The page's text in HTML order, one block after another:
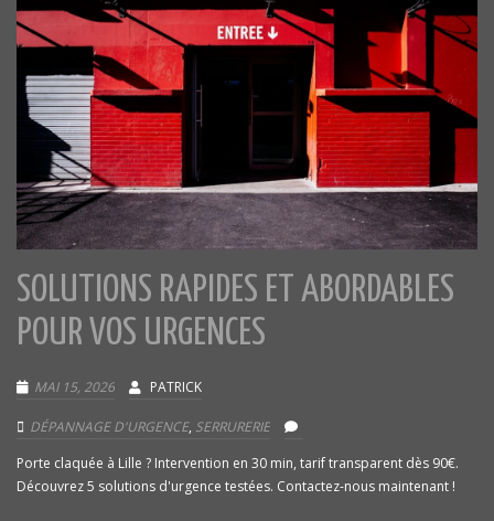
SOLUTIONS RAPIDES ET ABORDABLES
POUR VOS URGENCES
MAI 15, 2026 PATRICK
DÉPANNAGE D'URGENCE, SERRURERIE
Porte claquée à Lille ? Intervention en 30 min, tarif transparent dès 90€.
Découvrez 5 solutions d'urgence testées. Contactez-nous maintenant !